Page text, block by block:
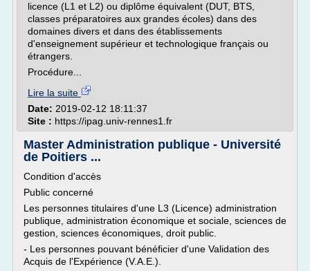
licence (L1 et L2) ou diplôme équivalent (DUT, BTS,
classes préparatoires aux grandes écoles) dans des
domaines divers et dans des établissements
d'enseignement supérieur et technologique français ou
étrangers.
Procédure...
Lire la suite
Date: 2019-02-12 18:11:37
Site : https://ipag.univ-rennes1.fr
Master Administration publique - Université
de Poitiers ...
Condition d'accès
Public concerné
Les personnes titulaires d'une L3 (Licence) administration
publique, administration économique et sociale, sciences de
gestion, sciences économiques, droit public.
- Les personnes pouvant bénéficier d'une Validation des
Acquis de l'Expérience (V.A.E.).